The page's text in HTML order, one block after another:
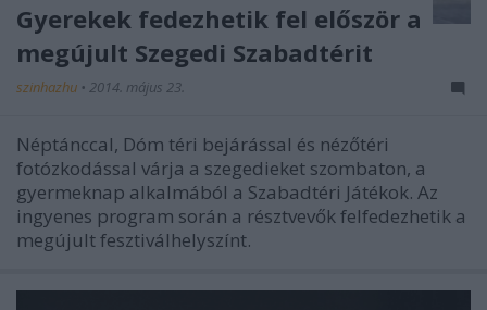
Gyerekek fedezhetik fel először a
megújult Szegedi Szabadtérit
szinhazhu • 2014. május 23.
Néptánccal, Dóm téri bejárással és nézőtéri
fotózkodással várja a szegedieket szombaton, a
gyermeknap alkalmából a Szabadtéri Játékok. Az
ingyenes program során a résztvevők felfedezhetik a
megújult fesztiválhelyszínt.